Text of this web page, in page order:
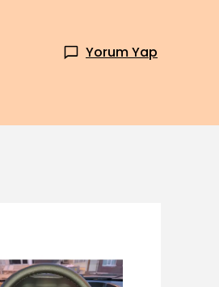
Yorum Yap